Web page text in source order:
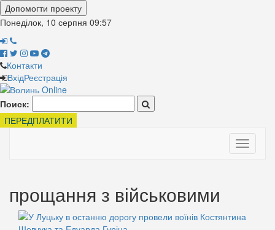
Допомогти проекту
Понеділок, 10 серпня 09:57
Контакти
ВхідРеєстрація
Поиск:
ПЕРЕДПЛАТИТИ
Toggle
прощання з військовими